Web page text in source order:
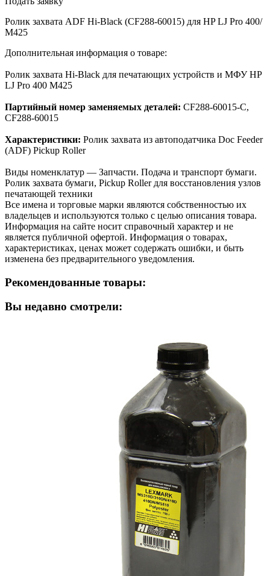
Ролик захвата ADF Hi-Black (CF288-60015) для HP LJ Pro 400/
M425
Дополнительная информация о товаре:
Ролик захвата Hi-Black для печатающих устройств и МФУ HP
LJ Pro 400 M425
Партийный номер заменяемых деталей: CF288-60015-С,
CF288-60015
Характеристики: Ролик захвата из автоподатчика Doc Feeder
(ADF) Pickup Roller
Виды номенклатур — Запчасти. Подача и транспорт бумаги.
Ролик захвата бумаги, Pickup Roller для восстановления узлов
печатающей техники
Все имена и торговые марки являются собственностью их
владельцев и используются только с целью описания товара.
Информация на сайте носит справочный характер и не
является публичной офертой. Информация о товарах,
характеристиках, ценах может содержать ошибки, и быть
изменена без предварительного уведомления.
Рекомендованные товары:
Вы недавно смотрели: